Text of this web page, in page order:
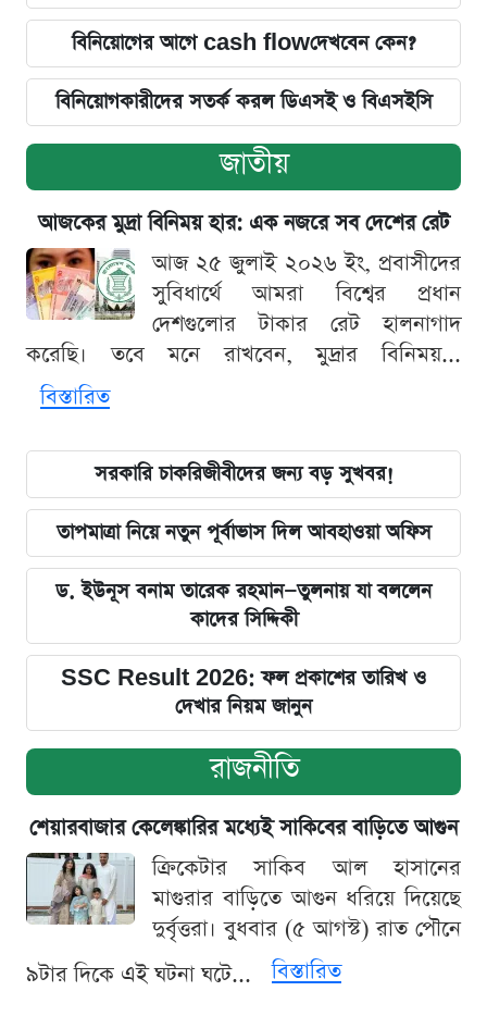
বিনিয়োগের আগে cash flowদেখবেন কেন?
বিনিয়োগকারীদের সতর্ক করল ডিএসই ও বিএসইসি
জাতীয়
আজকের মুদ্রা বিনিময় হার: এক নজরে সব দেশের রেট
আজ ২৫ জুলাই ২০২৬ ইং, প্রবাসীদের
সুবিধার্থে আমরা বিশ্বের প্রধান
দেশগুলোর টাকার রেট হালনাগাদ
করেছি। তবে মনে রাখবেন, মুদ্রার বিনিময়...
বিস্তারিত
সরকারি চাকরিজীবীদের জন্য বড় সুখবর!
তাপমাত্রা নিয়ে নতুন পূর্বাভাস দিল আবহাওয়া অফিস
ড. ইউনূস বনাম তারেক রহমান—তুলনায় যা বললেন
কাদের সিদ্দিকী
SSC Result 2026: ফল প্রকাশের তারিখ ও
দেখার নিয়ম জানুন
রাজনীতি
শেয়ারবাজার কেলেঙ্কারির মধ্যেই সাকিবের বাড়িতে আগুন
ক্রিকেটার সাকিব আল হাসানের
মাগুরার বাড়িতে আগুন ধরিয়ে দিয়েছে
দুর্বৃত্তরা। বুধবার (৫ আগস্ট) রাত পৌনে
৯টার দিকে এই ঘটনা ঘটে...
বিস্তারিত